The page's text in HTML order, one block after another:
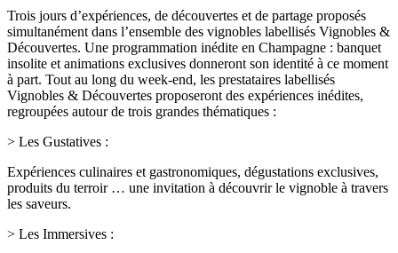
Trois jours d’expériences, de découvertes et de partage proposés
simultanément dans l’ensemble des vignobles labellisés Vignobles &
Découvertes. Une programmation inédite en Champagne : banquet
insolite et animations exclusives donneront son identité à ce moment
à part. Tout au long du week-end, les prestataires labellisés
Vignobles & Découvertes proposeront des expériences inédites,
regroupées autour de trois grandes thématiques :
> Les Gustatives :
Expériences culinaires et gastronomiques, dégustations exclusives,
produits du terroir … une invitation à découvrir le vignoble à travers
les saveurs.
> Les Immersives :